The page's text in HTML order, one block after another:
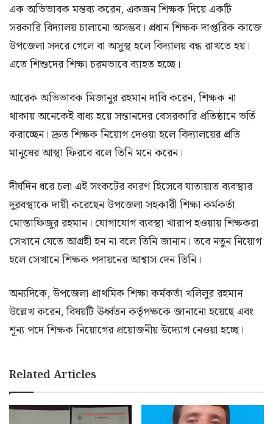
এক অভিভাবক মন্তব্য করেন, একজন শিক্ষক দিয়ে একটি
সরকারি বিদ্যালয় চালানো অসম্ভব। প্রধান শিক্ষক দাপ্তরিক কাজে
উপজেলা সদরে গেলে বা অসুস্থ হলে বিদ্যালয় বন্ধ রাখতে হয়।
এতে শিশুদের শিক্ষা চরমভাবে ব্যাহত হচ্ছে।
আরেক অভিভাবক মিজানুর রহমান দাবি করেন, শিক্ষক না
থাকায় অনেকেই বাধ্য হয়ে সন্তানদের বেসরকারি প্রতিষ্ঠানে ভর্তি
করাচ্ছেন। দ্রুত শিক্ষক নিয়োগ দেওয়া হলে বিদ্যালয়ের প্রতি
মানুষের আস্থা ফিরবে বলে তিনি মনে করেন।
দীর্ঘদিন ধরে চলা এই সংকটের কারণ হিসেবে যাতায়াত ব্যবস্থার
দুরবস্থাকে দায়ী করেছেন উপজেলা সহকারী শিক্ষা কর্মকর্তা
মোস্তাফিজুর রহমান। যোগাযোগ ব্যবস্থা খারাপ হওয়ায় শিক্ষকরা
সেখানে যেতে আগ্রহী হন না বলে তিনি জানান। তবে নতুন নিয়োগ
হলে সেখানে শিক্ষক পদায়নের আশ্বাস দেন তিনি।
অন্যদিকে, উপজেলা প্রাথমিক শিক্ষা কর্মকর্তা খলিলুর রহমান
উল্লেখ করেন, বিষয়টি ঊর্ধ্বতন কর্তৃপক্ষকে জানানো হয়েছে এবং
শূন্য পদে শিক্ষক নিয়োগের প্রয়োজনীয় উদ্যোগ নেওয়া হচ্ছে।
Related Articles